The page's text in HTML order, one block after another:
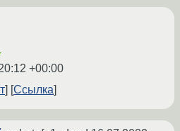
+00:00
Ссылка